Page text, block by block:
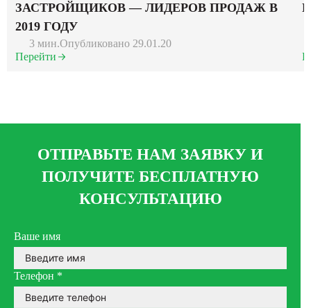
ЗАСТРОЙЩИКОВ — ЛИДЕРОВ ПРОДАЖ В
2019 ГОДУ
3 мин.Опубликовано 29.01.20
Перейти
ОТПРАВЬТЕ НАМ ЗАЯВКУ И
ПОЛУЧИТЕ БЕСПЛАТНУЮ
КОНСУЛЬТАЦИЮ
Ваше имя
Телефон *